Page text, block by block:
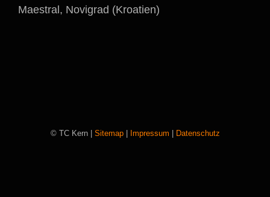
Maestral, Novigrad (Kroatien)
© TC Kern | Sitemap| Impressum Datenschutz